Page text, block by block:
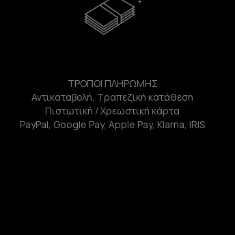
ΤΡΟΠΟΙ ΠΛΗΡΩΜΗΣ
Αντικαταβολή, Τραπεζική κατάθεση
Πιστωτική / Χρεωστική κάρτα
PayPal, Google Pay, Apple Pay, Klarna, IRIS